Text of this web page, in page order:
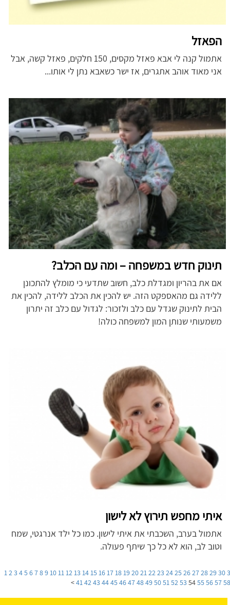
הפאזל
אתמול קנה לי אבא פאזל מקסים, 150 חלקים, פאזל קשה, אבל
אני מאוד אוהב אתגרים, אז ישר כשאבא נתן לי אותו...
תינוק חדש במשפחה – ומה עם הכלב?
אם את בהריון ומגדלת כלב, חשוב שתדעי כי מומלץ להתכונן
ללידה גם מהאספקט הזה. יש להכין את הכלב ללידה, להכין את
הבית לתינוק שגדל עם כלב ולזכור: לגדול עם כלב זה יתרון
משמעותי שנותן המון למשפחה כולה!
איתי מחפש תירוץ לא לישון
אתמול בערב, השכבתי את איתי לישון. כמו כל ילד אנרגטי, שמח
וטוב לב, הוא לא כל כך שיתף פעולה.
1 2 3456789 10 11 12 13 14 15 16 17 18 192021 22 2324252627282930
41 42 434445464748495051 52 535455565758
>